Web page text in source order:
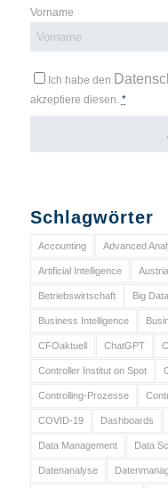
Vorname
Ich habe den
akzeptiere diesen. *
Schlagwörter
Accounting Advanced
Artificial Intelligence
Betriebswirtschaft Big Data
Business Intelligence
CFOaktuell ChatGPT
Controller Institut on Spot
Controlling-Prozesse
COVID-19 Dashboards
Data Management Data
Datenanalyse